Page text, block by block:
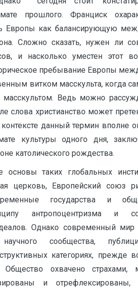
прошлого. Франциск
Европы как балансирующую
Сложно сказать, нужен ли
и насколько уместен этот
пребывание Европы
витком масскульта, когда
масскультом. Ведь можно
слова христианство может
данный термин вполне
культуры одного дня,
католического рождества.
основы таких глобальных
церковь, Европейский союз
государства и
антропоцентризма и
Однако современный мир
научного сообщества,
категориях, прежде
Общество охвачено страхами,
и